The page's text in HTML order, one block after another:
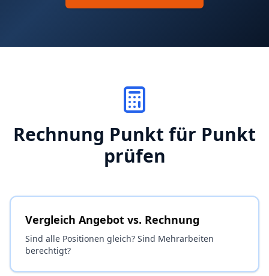
Rechnung Punkt für Punkt
prüfen
Vergleich Angebot vs. Rechnung
Sind alle Positionen gleich? Sind Mehrarbeiten
berechtigt?